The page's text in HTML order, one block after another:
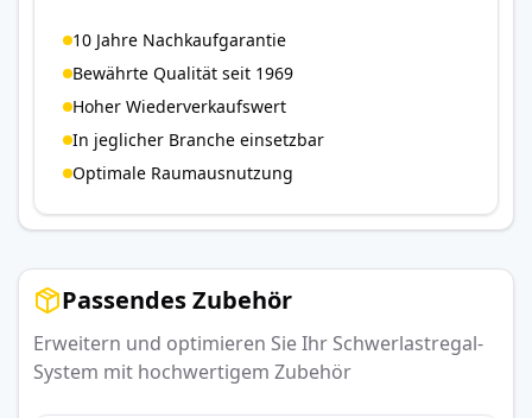
10 Jahre Nachkaufgarantie
Bewährte Qualität seit 1969
Hoher Wiederverkaufswert
In jeglicher Branche einsetzbar
Optimale Raumausnutzung
Passendes Zubehör
Erweitern und optimieren Sie Ihr Schwerlastregal-
System mit hochwertigem Zubehör